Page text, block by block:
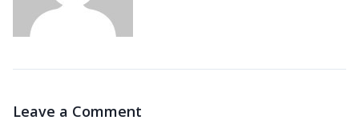
Leave a Comment